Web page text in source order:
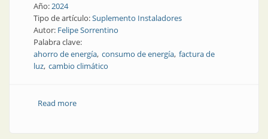
Año:2024
Tipo de artículo:Suplemento Instaladores
Autor: Felipe Sorrentino
Palabra clave:
ahorro de energía consumo de energía factura de
luz cambio climático
Read moreabout Algunas recomendaciones de eficiencia